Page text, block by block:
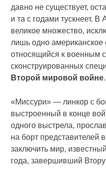
давно не существует,
и та с годами тускнеет. В
великое множество,
лишь одно американское
относящийся к военным
сконструированных
Второй мировой войне.
«Миссури» — линкор с
выстроенный в конце
одного выстрела,
на борт
заключить мир,
года, завершивший